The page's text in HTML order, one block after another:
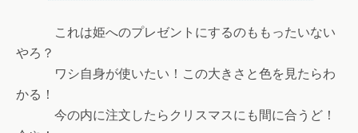
これは姫へのプレゼントにするのももったいない
やろ？
ワシ自身が使いたい！この大きさと色を見たらわ
かる！
今の内に注文したらクリスマスにも間に合うど！